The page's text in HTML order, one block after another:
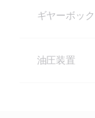
Viscogen
ギヤーボッ
油圧装置